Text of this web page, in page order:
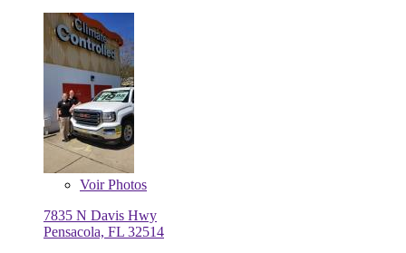
VoirPhotos
7835 N Davis Hwy
Pensacola, FL 32514